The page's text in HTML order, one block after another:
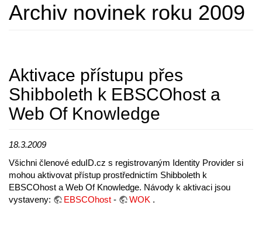
Archiv novinek roku 2009
Aktivace přístupu přes
Shibboleth k EBSCOhost a
Web Of Knowledge
18.3.2009
Všichni členové eduID.cz s registrovaným Identity Provider si
mohou aktivovat přístup prostřednictím Shibboleth k
EBSCOhost a Web Of Knowledge. Návody k aktivaci jsou
vystaveny:
EBSCOhost - WOK .